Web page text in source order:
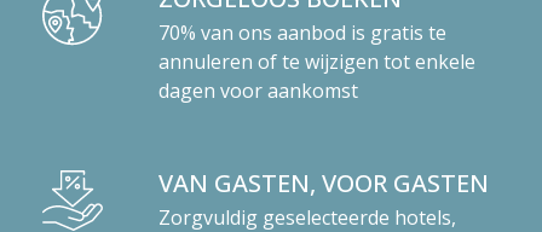
70% van ons aanbod is gratis te
annuleren of te wijzigen tot enkele
dagen voor aankomst
VAN GASTEN, VOOR GASTEN
Zorgvuldig geselecteerde hotels,